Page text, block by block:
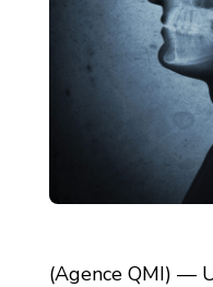
(Agence QMI) —